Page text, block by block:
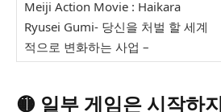
Meiji Action Movie : Haikara
Ryusei Gumi- 당신을 처벌 할 세계
적으로 변화하는 사업 –
🟡 일부 게임은 시작하